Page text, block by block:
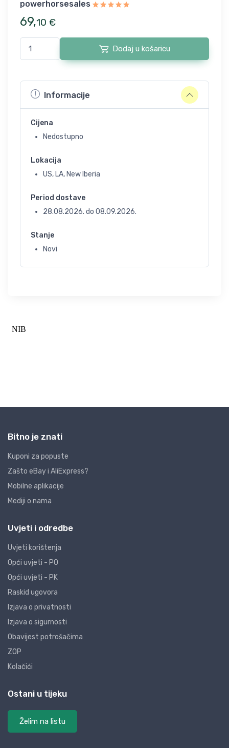
powerhorsesales
69,10 €
Dodaj u košaricu
Informacije
Cijena
Nedostupno
Lokacija
US, LA, New Iberia
Period dostave
28.08.2026. do 08.09.2026.
Stanje
Novi
Bitno je znati
Kuponi za popuste
Zašto eBay i AliExpress?
Mobilne aplikacije
Mediji o nama
Uvjeti i odredbe
Uvjeti korištenja
Opći uvjeti - PO
Opći uvjeti - PK
Raskid ugovora
Izjava o privatnosti
Izjava o sigurnosti
Obavijest potrošačima
ZOP
Kolačići
Ostani u tijeku
Želim na listu